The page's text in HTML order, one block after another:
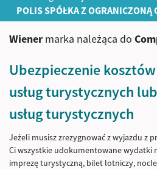
POLIS SPÓŁKA Z
Wiener marka należąca do
Ubezpieczenie
usług turystycznych
usług turystycznych
Jeżeli musisz zrezygnować z wyjazdu z
Ci wszystkie udokumentowane wydatki
imprezę turystyczną, bilet lotniczy,